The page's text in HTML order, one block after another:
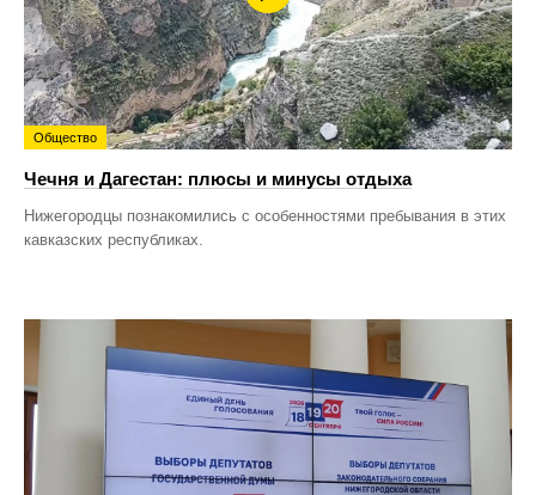
Общество
Чечня и Дагестан: плюсы и минусы отдыха
Нижегородцы познакомились с особенностями пребывания в этих
кавказских республиках.